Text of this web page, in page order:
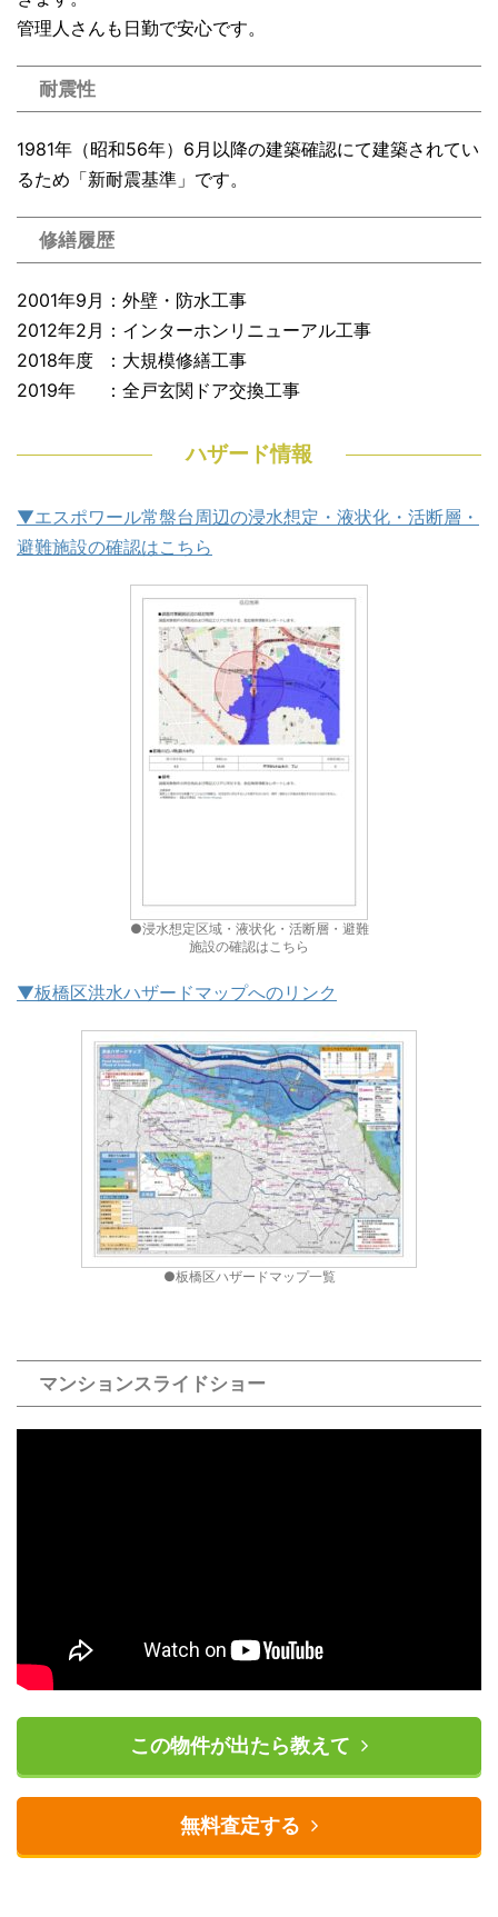
管理人さんも日勤で安心です。
耐震性
1981年（昭和56年）6月以降の建築確認にて建築されてい
るため「新耐震基準」です。
修繕履歴
2001年9月：外壁・防水工事
2012年2月：インターホンリニューアル工事
2018年度 ：大規模修繕工事
2019年 ：全戸玄関ドア交換工事
ハザード情報
▼エスポワール常盤台周辺の浸水想定・液状化・活断層・
避難施設の確認はこちら
●浸水想定区域・液状化・活断層・避難
施設の確認はこちら
▼板橋区洪水ハザードマップへのリンク
●板橋区ハザードマップ一覧
マンションスライドショー
この物件が出たら教えて
無料査定する